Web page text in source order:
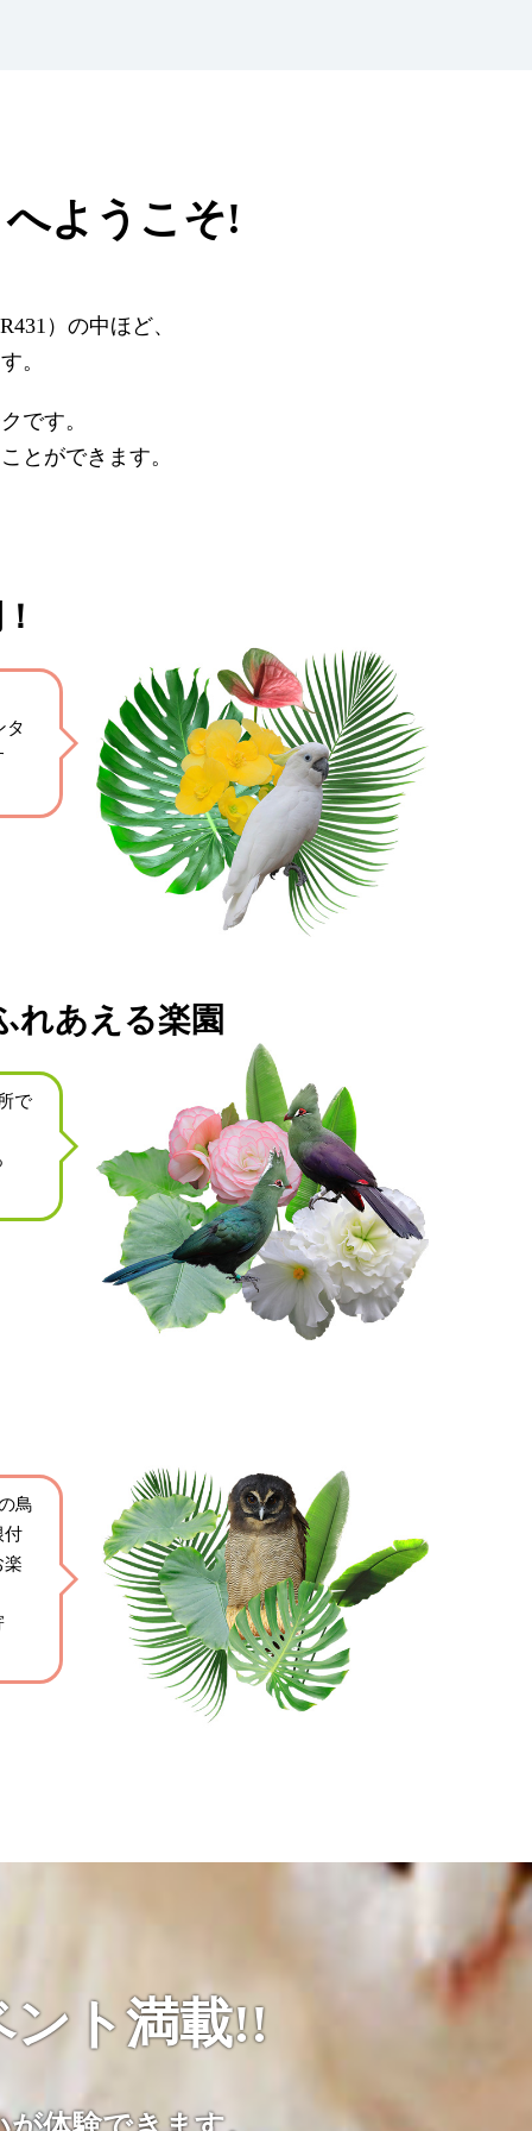
ようこそ!
）の中ほど、
。
です。
とができます。
タ
れあえる楽園
で
鳥
付
楽
ント満載!!